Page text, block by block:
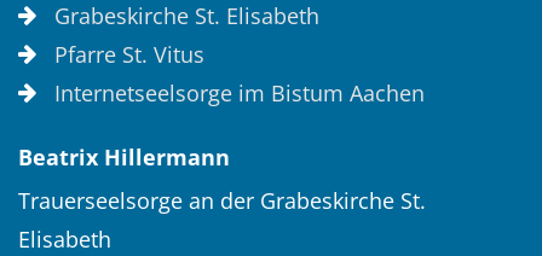
Grabeskirche St. Elisabeth
Pfarre St. Vitus
Internetseelsorge im Bistum Aachen
Beatrix Hillermann
Trauerseelsorge an der Grabeskirche St.
Elisabeth